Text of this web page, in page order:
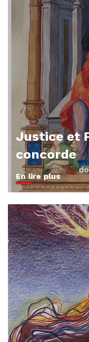
Justice et
concorde
En lire plus